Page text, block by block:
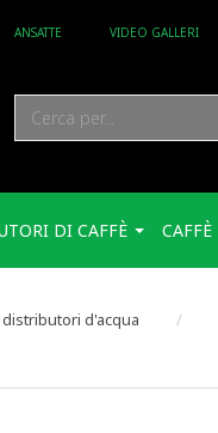
ANSATTE VIDEO GALLERI
DI CAFFÈ CAFFÈ
d'acqua